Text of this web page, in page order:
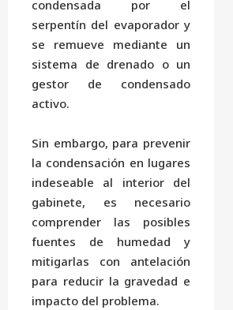
condensada por el
serpentín del evaporador y
se remueve mediante un
sistema de drenado o un
gestor de condensado
activo.
Sin embargo, para prevenir
la condensación en lugares
indeseable al interior del
gabinete, es necesario
comprender las posibles
fuentes de humedad y
mitigarlas con antelación
para reducir la gravedad e
impacto del problema.